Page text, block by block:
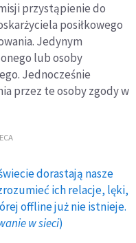
przystąpienie do
posiłkowego
Jedynym
lub osoby
Jednocześnie
przez te osoby zgody w
dorastają nasze
ich relacje, lęki,
offline już nie istnieje.
w sieci)